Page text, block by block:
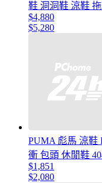
鞋 洞洞鞋 涼鞋
$4,880
$5,280
PUMA 彪馬 涼鞋
衝 包頭 休閒鞋
$1,851
$2,080